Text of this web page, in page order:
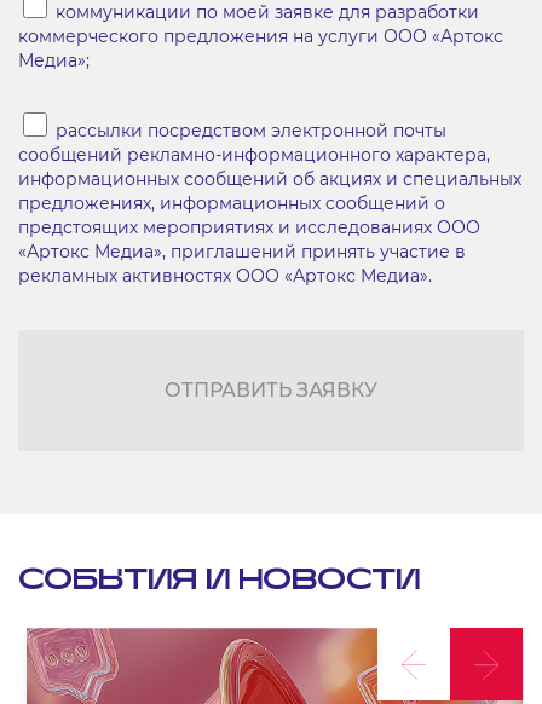
коммуникации по моей заявке для разработки
коммерческого предложения на услуги ООО «Артокс
Медиа»;
рассылки посредством электронной почты
сообщений рекламно-информационного характера,
информационных сообщений об акциях и специальных
предложениях, информационных сообщений о
предстоящих мероприятиях и исследованиях ООО
«Артокс Медиа», приглашений принять участие в
рекламных активностях ООО «Артокс Медиа».
ОТПРАВИТЬ ЗАЯВКУ
СОБЫТИЯ И НОВОСТИ